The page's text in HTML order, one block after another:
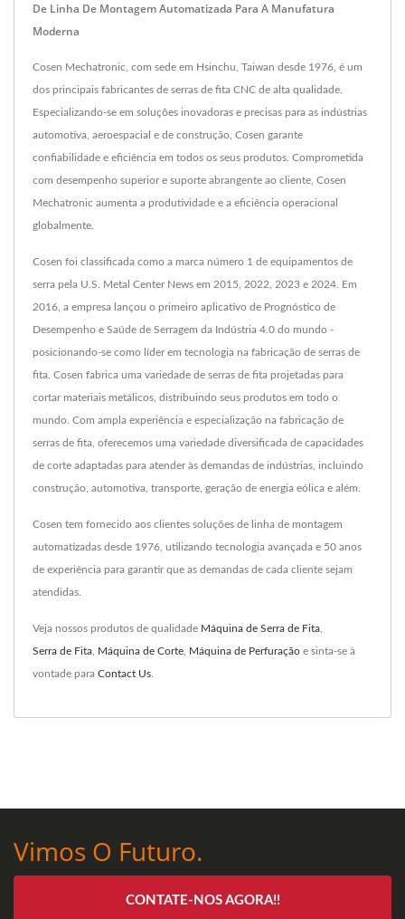
De Linha De Montagem Automatizada Para A Manufatura
Moderna
Cosen Mechatronic, com sede em Hsinchu, Taiwan desde 1976, é um
dos principais fabricantes de serras de fita CNC de alta qualidade.
Especializando-se em soluções inovadoras e precisas para as indústrias
automotiva, aeroespacial e de construção, Cosen garante
confiabilidade e eficiência em todos os seus produtos. Comprometida
com desempenho superior e suporte abrangente ao cliente, Cosen
Mechatronic aumenta a produtividade e a eficiência operacional
globalmente.
Cosen foi classificada como a marca número 1 de equipamentos de
serra pela U.S. Metal Center News em 2015, 2022, 2023 e 2024. Em
2016, a empresa lançou o primeiro aplicativo de Prognóstico de
Desempenho e Saúde de Serragem da Indústria 4.0 do mundo -
posicionando-se como líder em tecnologia na fabricação de serras de
fita. Cosen fabrica uma variedade de serras de fita projetadas para
cortar materiais metálicos, distribuindo seus produtos em todo o
mundo. Com ampla experiência e especialização na fabricação de
serras de fita, oferecemos uma variedade diversificada de capacidades
de corte adaptadas para atender às demandas de indústrias, incluindo
construção, automotiva, transporte, geração de energia eólica e além.
Cosen tem fornecido aos clientes soluções de linha de montagem
automatizadas desde 1976, utilizando tecnologia avançada e 50 anos
de experiência para garantir que as demandas de cada cliente sejam
atendidas.
Veja nossos produtos de qualidade Máquina de Serra de Fita
Serra de Fita Máquina de Corte Máquina de Perfuração e sinta-se à
vontade para Contact Us
Vimos O Futuro.
CONTATE-NOS AGORA!!